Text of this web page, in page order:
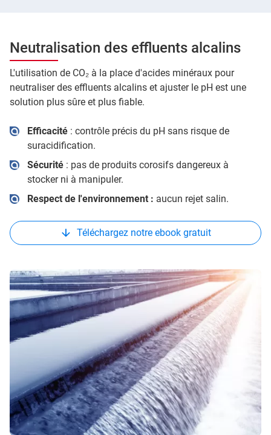
Neutralisation des effluents alcalins
L'utilisation de CO₂ à la place d'acides minéraux pour
neutraliser des effluents alcalins et ajuster le pH est une
solution plus sûre et plus fiable.
Efficacité : contrôle précis du pH sans risque de
suracidification.
Sécurité : pas de produits corosifs dangereux à
stocker ni à manipuler.
Respect de l'environnement : aucun rejet salin.
Téléchargez notre ebook gratuit